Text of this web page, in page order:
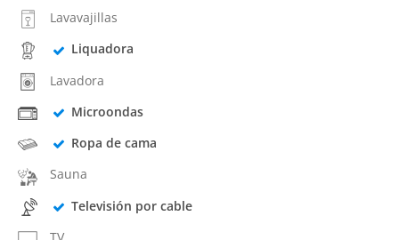
Lavavajillas
Liquadora
Lavadora
Microondas
Ropa de cama
Sauna
Televisión por cable